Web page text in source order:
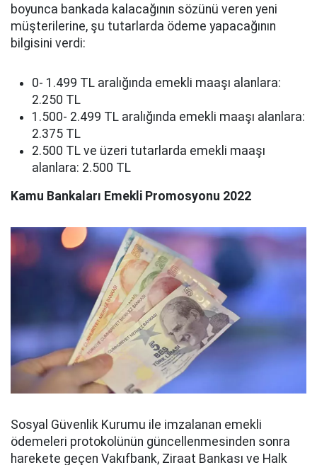
boyunca bankada kalacağının sözünü veren yeni
müşterilerine, şu tutarlarda ödeme yapacağının
bilgisini verdi:
0- 1.499 TL aralığında emekli maaşı alanlara:
2.250 TL
1.500- 2.499 TL aralığında emekli maaşı alanlara:
2.375 TL
2.500 TL ve üzeri tutarlarda emekli maaşı
alanlara: 2.500 TL
Kamu Bankaları Emekli Promosyonu 2022
Sosyal Güvenlik Kurumu ile imzalanan emekli
ödemeleri protokolünün güncellenmesinden sonra
harekete geçen Vakıfbank, Ziraat Bankası ve Halk